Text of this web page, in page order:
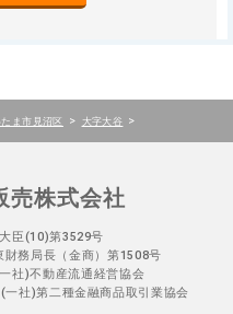
ま市見沼区 > 大字大谷 >
売株式会社
臣(10)第3529号
務局長（金商）第1508号
社)不動産流通経営協会
社)第二種金融商品取引業協会